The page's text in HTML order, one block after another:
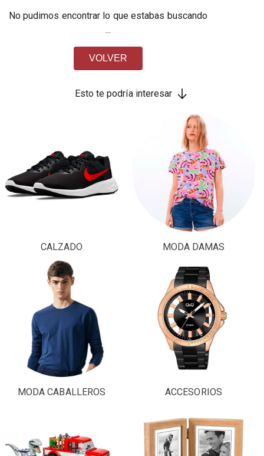
No pudimos encontrar lo que estabas buscando
...
VOLVER
Esto te podría interesar
CALZADO MODA DAMAS
MODA CABALLEROS ACCESORIOS